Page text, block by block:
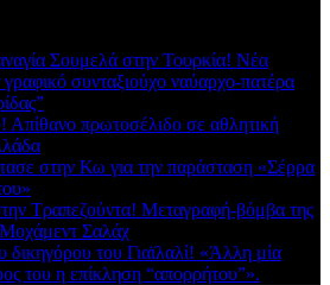
Σουμελά στην Τουρκία! Νέα
συνταξιούχο ναύαρχο-πατέρα
Απίθανο πρωτοσέλιδο σε αθλητική
στην Κω για την παράσταση «Σέρρα
Τραπεζούντα! Μεταγραφή-βόμβα της
Σαλάχ
δικηγόρου του Γιαϊλαλί! «Άλλη μία
του η επίκληση “απορρήτου”».